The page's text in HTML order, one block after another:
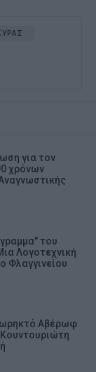
για τον
χρόνων
του
Λογοτεχνική
Φλαγγινείου
Αβέρωφ